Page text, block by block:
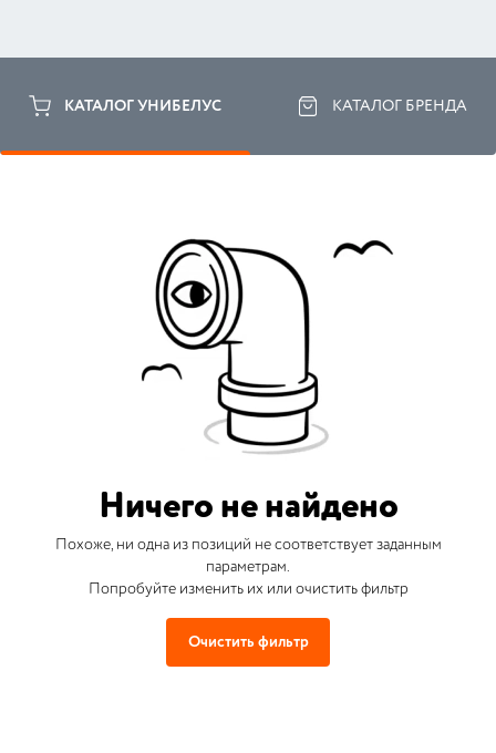
КАТАЛОГ УНИБЕЛУС КАТАЛОГ БРЕНДА
Ничего не найдено
Похоже, ни одна из позиций не соответствует заданным
параметрам.
Попробуйте изменить их или очистить фильтр
Очистить фильтр